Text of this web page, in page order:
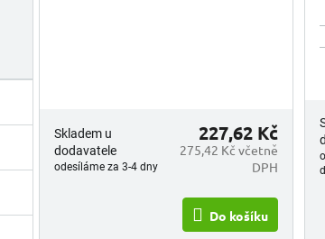
Skladem u
dodavatele
odesíláme za 3-4 dny
275,42 Kč včetně
DPH
227,62 Kč
Do košíku